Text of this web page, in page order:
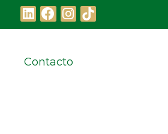
Contacto